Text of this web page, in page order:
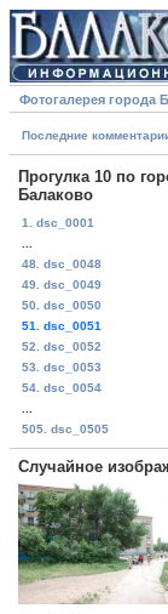
Фотогалерея города
Последние
Прогулка 10 по
Балаково
1. dsc_0001
48. dsc_0048
49. dsc_0049
50. dsc_0050
51. dsc_0051
52. dsc_0052
53. dsc_0053
54. dsc_0054
505. dsc_0505
Случайное